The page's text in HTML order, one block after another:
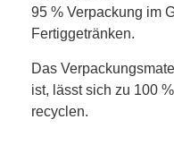
95 % Verpackung im
Fertiggetränken.
Das
ist, lässt sich zu 100
recyclen.